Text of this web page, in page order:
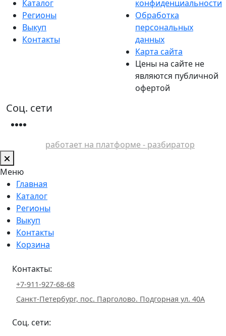
Каталог
Регионы
Выкуп
Контакты
конфиденциальности
Обработка
персональных
данных
Карта сайта
Цены на сайте не
являются публичной
офертой
Соц. сети
работает на платформе - разбиратор
Меню
Главная
Каталог
Регионы
Выкуп
Контакты
Корзина
Контакты:
+7-911-927-68-68
Санкт-Петербург, пос. Парголово. Подгорная ул. 40А
Соц. сети: